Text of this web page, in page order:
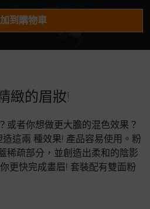
到購物車
緻的眉妝!
或者你想做更大膽的混色效果？
這兩 種效果! 產品容易使用。粉
稀疏部分，並創造出柔和的陰影
更快完成畫眉! 套裝配有雙面粉